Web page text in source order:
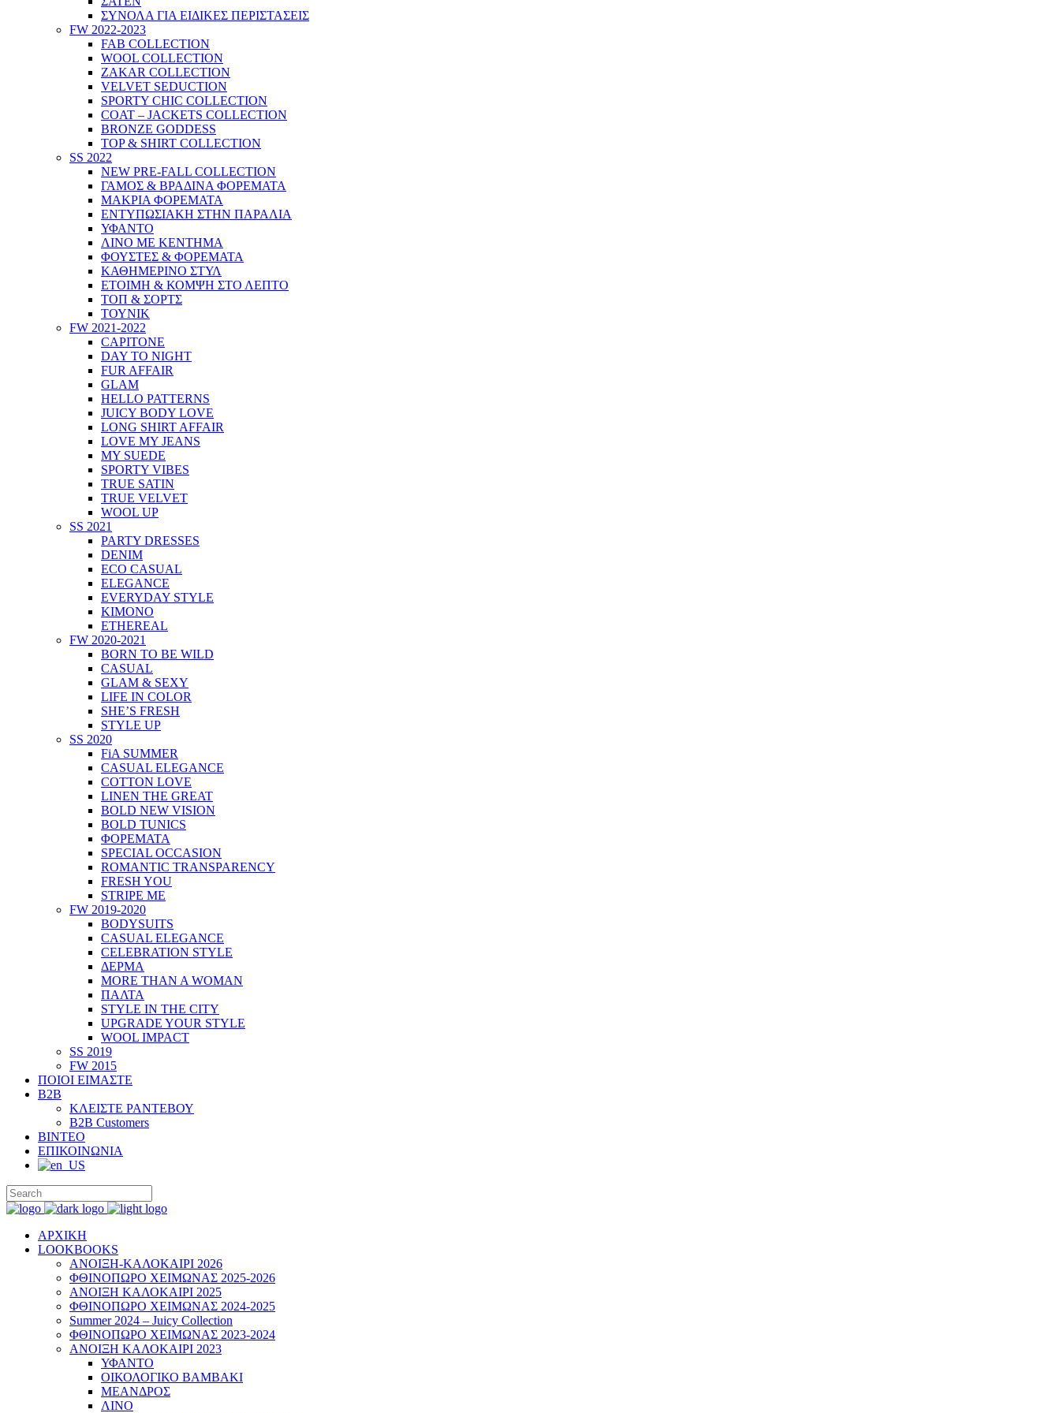
ΣΥΝΟΛΑ ΓΙΑ ΕΙΔΙΚΕΣ ΠΕΡΙΣΤΑΣΕΙΣ
FW 2022-2023
FAB COLLECTION
WOOL COLLECTION
ZAKAR COLLECTION
VELVET SEDUCTION
SPORTY CHIC COLLECTION
COAT – JACKETS COLLECTION
BRONZE GODDESS
TOP & SHIRT COLLECTION
SS 2022
NEW PRE-FALL COLLECTION
ΓΑΜΟΣ & ΒΡΑΔΙΝΑ ΦΟΡΕΜΑΤΑ
ΜΑΚΡΙΑ ΦΟΡΕΜΑΤΑ
ΕΝΤΥΠΩΣΙΑΚΗ ΣΤΗΝ ΠΑΡΑΛΙΑ
ΥΦΑΝΤΟ
ΛΙΝΟ ΜΕ ΚΕΝΤΗΜΑ
ΦΟΥΣΤΕΣ & ΦΟΡΕΜΑΤΑ
ΚΑΘΗΜΕΡΙΝΟ ΣΤΥΛ
ΕΤΟΙΜΗ & ΚΟΜΨΗ ΣΤΟ ΛΕΠΤΟ
ΤΟΠ & ΣΟΡΤΣ
ΤΟΥΝΙΚ
FW 2021-2022
CAPITONE
DAY TO NIGHT
FUR AFFAIR
GLAM
HELLO PATTERNS
JUICY BODY LOVE
LONG SHIRT AFFAIR
LOVE MY JEANS
MY SUEDE
SPORTY VIBES
TRUE SATIN
TRUE VELVET
WOOL UP
SS 2021
PARTY DRESSES
DENIM
ECO CASUAL
ELEGANCE
EVERYDAY STYLE
KIMONO
ETHEREAL
FW 2020-2021
BORN TO BE WILD
CASUAL
GLAM & SEXY
LIFE IN COLOR
SHE’S FRESH
STYLE UP
SS 2020
FiA SUMMER
CASUAL ELEGANCE
COTTON LOVE
LINEN THE GREAT
BOLD NEW VISION
BOLD TUNICS
ΦΟΡΕΜΑΤΑ
SPECIAL OCCASION
ROMANTIC TRANSPARENCY
FRESH YOU
STRIPE ME
FW 2019-2020
BODYSUITS
CASUAL ELEGANCE
CELEBRATION STYLE
ΔΕΡΜΑ
MORE THAN A WOMAN
ΠΑΛΤΑ
STYLE IN THE CITY
UPGRADE YOUR STYLE
WOOL IMPACT
SS 2019
FW 2015
ΠΟΙΟΙ ΕΙΜΑΣΤΕ
B2B
ΚΛΕΙΣΤΕ ΡΑΝΤΕΒΟΥ
B2B Customers
ΒΙΝΤΕΟ
ΕΠΙΚΟΙΝΩΝΙΑ
ΑΡΧΙΚΗ
LOOKBOOKS
ΑΝΟΙΞΗ-ΚΑΛΟΚΑΙΡΙ 2026
ΦΘΙΝΟΠΩΡΟ ΧΕΙΜΩΝΑΣ 2025-2026
ΑΝΟΙΞΗ ΚΑΛΟΚΑΙΡΙ 2025
ΦΘΙΝΟΠΩΡΟ ΧΕΙΜΩΝΑΣ 2024-2025
Summer 2024 – Juicy Collection
ΦΘΙΝΟΠΩΡΟ ΧΕΙΜΩΝΑΣ 2023-2024
ΑΝΟΙΞΗ ΚΑΛΟΚΑΙΡΙ 2023
ΥΦΑΝΤΟ
ΟΙΚΟΛΟΓΙΚΟ ΒΑΜΒΑΚΙ
ΜΕΑΝΔΡΟΣ
ΛΙΝΟ